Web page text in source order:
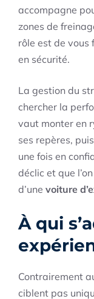
accompagne
zones de
rôle est de
en sécurité.
La gestion du
chercher la
vaut monter en
ses repères,
une fois en
déclic et que
d’une voiture
À qui
Contrairement
ciblent pas